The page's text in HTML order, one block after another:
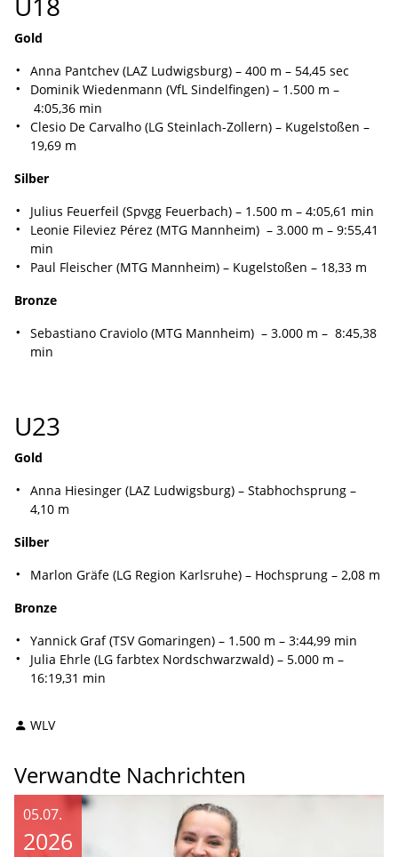
Gold
Anna Pantchev (LAZ Ludwigsburg) – 400 m – 54,45 sec
Dominik Wiedenmann (VfL Sindelfingen) – 1.500 m –
4:05,36 min
Clesio De Carvalho (LG Steinlach-Zollern) – Kugelstoßen –
19,69 m
Silber
Julius Feuerfeil (Spvgg Feuerbach) – 1.500 m – 4:05,61 min
Leonie Fileviez Pérez (MTG Mannheim) – 3.000 m – 9:55,41
min
Paul Fleischer (MTG Mannheim) – Kugelstoßen – 18,33 m
Bronze
Sebastiano Craviolo (MTG Mannheim) – 3.000 m – 8:45,38
min
U23
Gold
Anna Hiesinger (LAZ Ludwigsburg) – Stabhochsprung –
4,10 m
Silber
Marlon Gräfe (LG Region Karlsruhe) – Hochsprung – 2,08 m
Bronze
Yannick Graf (TSV Gomaringen) – 1.500 m – 3:44,99 min
Julia Ehrle (LG farbtex Nordschwarzwald) – 5.000 m –
16:19,31 min
WLV
Verwandte Nachrichten
05.07.
2026